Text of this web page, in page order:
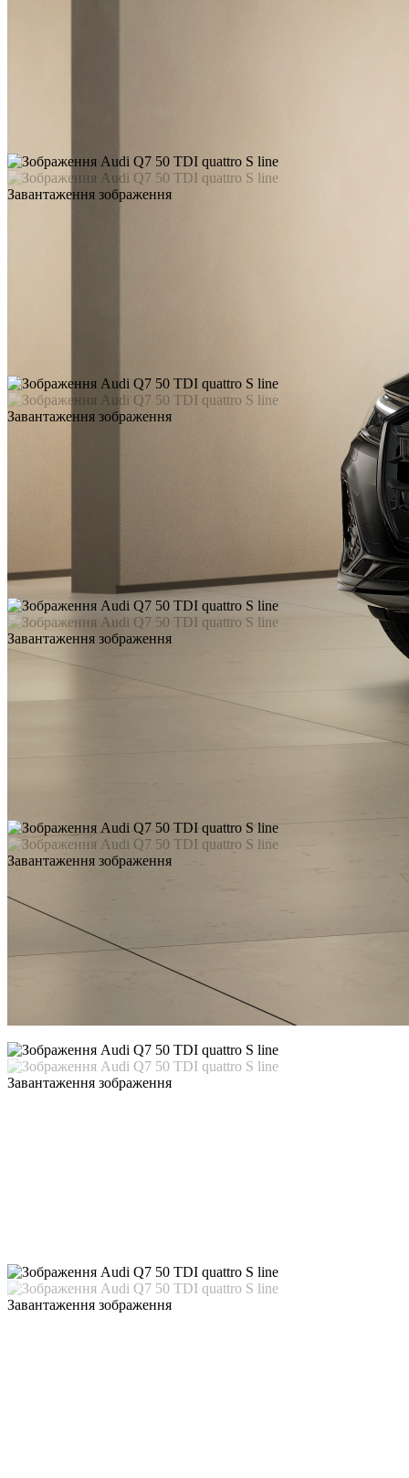
Завантаження зображення
Завантаження зображення
Завантаження зображення
Завантаження зображення
Завантаження зображення
Завантаження зображення